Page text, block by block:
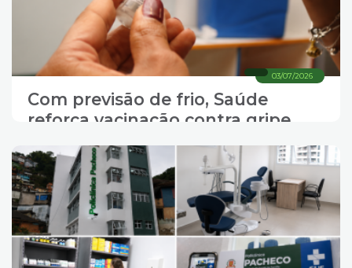
03/07/2026
Com previsão de frio, Saúde
reforça vacinação contra gripe
com postos sábado e domingo